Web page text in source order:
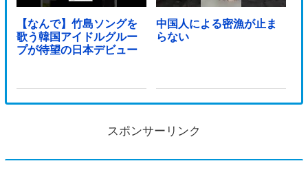
【なんで】竹島ソングを
歌う韓国アイドルグルー
プが待望の日本デビュー
中国人による密漁が止ま
らない
スポンサーリンク